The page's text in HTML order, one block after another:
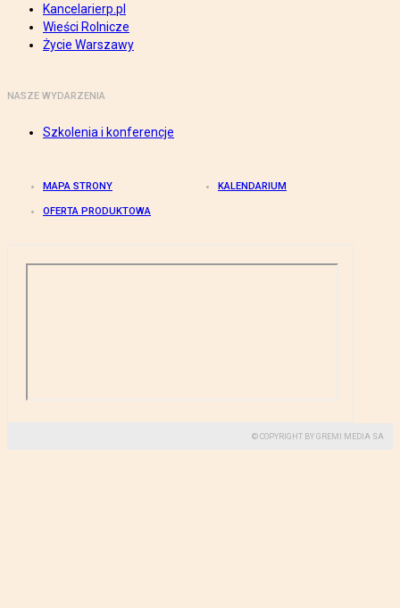
Kancelarierp.pl
Wieści Rolnicze
Życie Warszawy
NASZE WYDARZENIA
Szkolenia i konferencje
MAPA STRONY KALENDARIUM
OFERTA PRODUKTOWA
© COPYRIGHT BY GREMI MEDIA SA